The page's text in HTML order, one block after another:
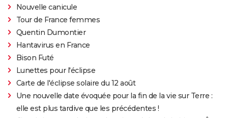
Nouvelle canicule
Tour de France femmes
Quentin Dumontier
Hantavirus en France
Bison Futé
Lunettes pour l'éclipse
Carte de l'éclipse solaire du 12 août
Une nouvelle date évoquée pour la fin de la vie sur Terre :
elle est plus tardive que les précédentes !